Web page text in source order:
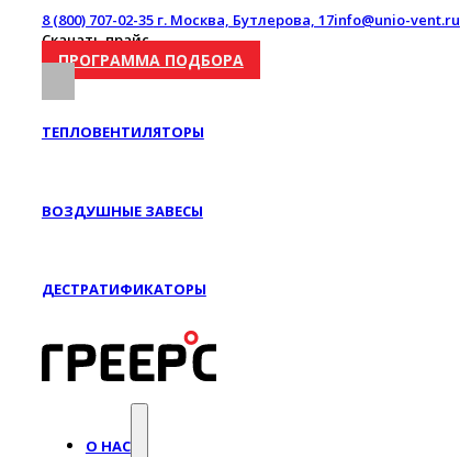
8 (800) 707-02-35г. Москва, Бутлерова, 17info@unio-vent.ru
Скачать прайс
ПРОГРАММА ПОДБОРА
ТЕПЛОВЕНТИЛЯТОРЫ
ВОЗДУШНЫЕ ЗАВЕСЫ
ДЕСТРАТИФИКАТОРЫ
О НАС